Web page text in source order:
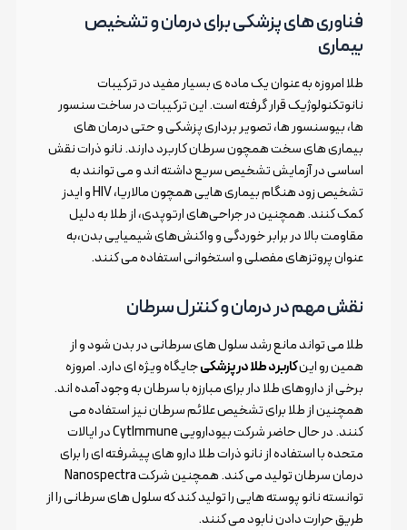
فناوری های پزشکی برای درمان و تشخیص
بیماری
طلا امروزه به عنوان یک ماده ی بسیار مفید در ترکیبات
نانوتکنولوژیک قرار گرفته است. این ترکیبات در ساخت سنسور
ها، بیوسنسور ها، تصویر برداری پزشکی و حتی درمان های
بیماری های سخت همچون سرطان کاربرد دارند. نانو ذرات نقش
اساسی در آزمایش تشخیص سریع داشته اند و می توانند به
تشخیص زود هنگام بیماری هایی همچون مالاریا، HIV و ایدز
کمک کنند. همچنین در جراحی‌های ارتوپدی، از طلا به دلیل
مقاومت بالا در برابر خوردگی و واکنش‌های شیمیایی بدن،به
عنوان پروتزهای مفصلی و استخوانی استفاده می کنند.
نقش مهم در درمان و کنترل سرطان
طلا می تواند مانع رشد سلول های سرطانی در بدن شود و از
همین رو اینکاربرد طلا در پزشکیجایگاه ویژه ای دارد. امروزه
برخی از داروهای طلا دار برای مبارزه با سرطان به وجود آمده اند.
همچنین از طلا برای تشخیص علائم سرطان نیز استفاده می
کنند. در حال حاضر شرکت بیودارویی CytImmune در ایالات
متحده با استفاده از نانو ذرات طلا دارو های پیشرفته ای را برای
درمان سرطان تولید می کند. همچنین شرکت Nanospectra
توانسته نانو پوسته هایی را تولید کند که سلول های سرطانی را از
طریق حرارت دادن نابود می کنند.